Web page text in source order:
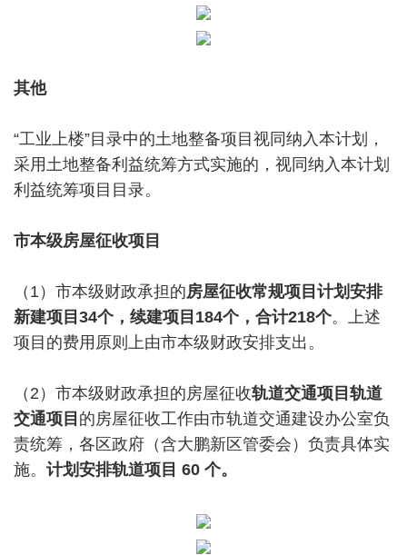
其他
“工业上楼”目录中的土地整备项目视同纳入本计划，
采用土地整备利益统筹方式实施的，视同纳入本计划
利益统筹项目目录。
市本级房屋征收项目
（1）市本级财政承担的房屋征收常规项目计划安排
新建项目34个，续建项目184个，合计218个。上述
项目的费用原则上由市本级财政安排支出。
（2）市本级财政承担的房屋征收轨道交通项目轨道
交通项目 的房屋征收工作由市轨道交通建设办公室负
责统筹，各区政府（含大鹏新区管委会）负责具体实
施。 计划安排轨道项目 60 个。